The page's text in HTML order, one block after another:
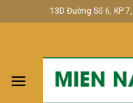
to
13D Đường Số 6, KP